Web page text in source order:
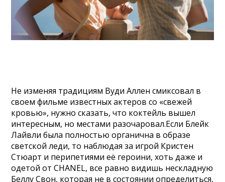
Не изменяя традициям Вуди Аллен смиксовал в
своем фильме известных актеров со «свежей
кровью», нужно сказать, что коктейль вышел
интересным, но местами разочаровал.Если Блейк
Лайвли была полностью органична в образе
светской леди, то наблюдая за игрой Кристен
Стюарт и перипетиями её героини, хоть даже и
одетой от CHANEL, все равно видишь нескладную
Беллу Свон, которая не в состоянии определиться,